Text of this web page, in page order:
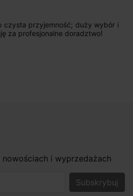
czysta przyjemność; duży wybór i
za profesjonalne doradztwo!
i wyprzedażach